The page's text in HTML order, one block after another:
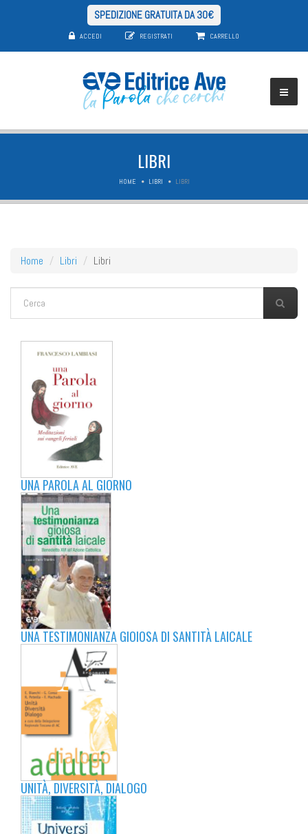
SPEDIZIONE GRATUITA DA 30€
ACCEDI REGISTRATI CARRELLO
LIBRI
HOME LIBRI LIBRI
Home Libri Libri
FORM DI RICERCA
UNA PAROLA AL GIORNO
UNA TESTIMONIANZA GIOIOSA DI SANTITÀ LAICALE
UNITÀ, DIVERSITÀ, DIALOGO